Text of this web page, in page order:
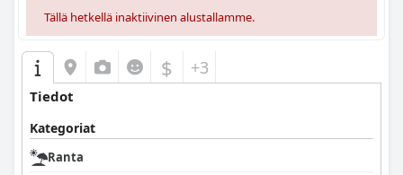
Tällä hetkellä inaktiivinen alustallamme.
$ +3
Tiedot
Kategoriat
Ranta